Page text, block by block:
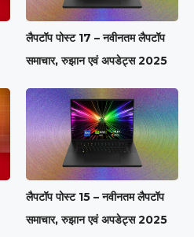
लैपटॉप पोस्ट 17 – नवीनतम लैपटॉप
समाचार, रुझान एवं अपडेट्स 2025
लैपटॉप पोस्ट 15 – नवीनतम लैपटॉप
समाचार, रुझान एवं अपडेट्स 2025